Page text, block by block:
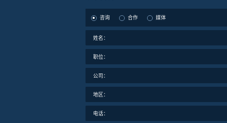
咨询 合作 媒体
姓名：
职位：
公司：
地区：
电话：